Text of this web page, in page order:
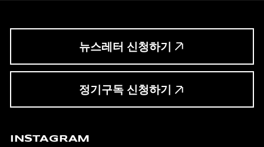
뉴스레터 신청하기
정기구독 신청하기
INSTAGRAM